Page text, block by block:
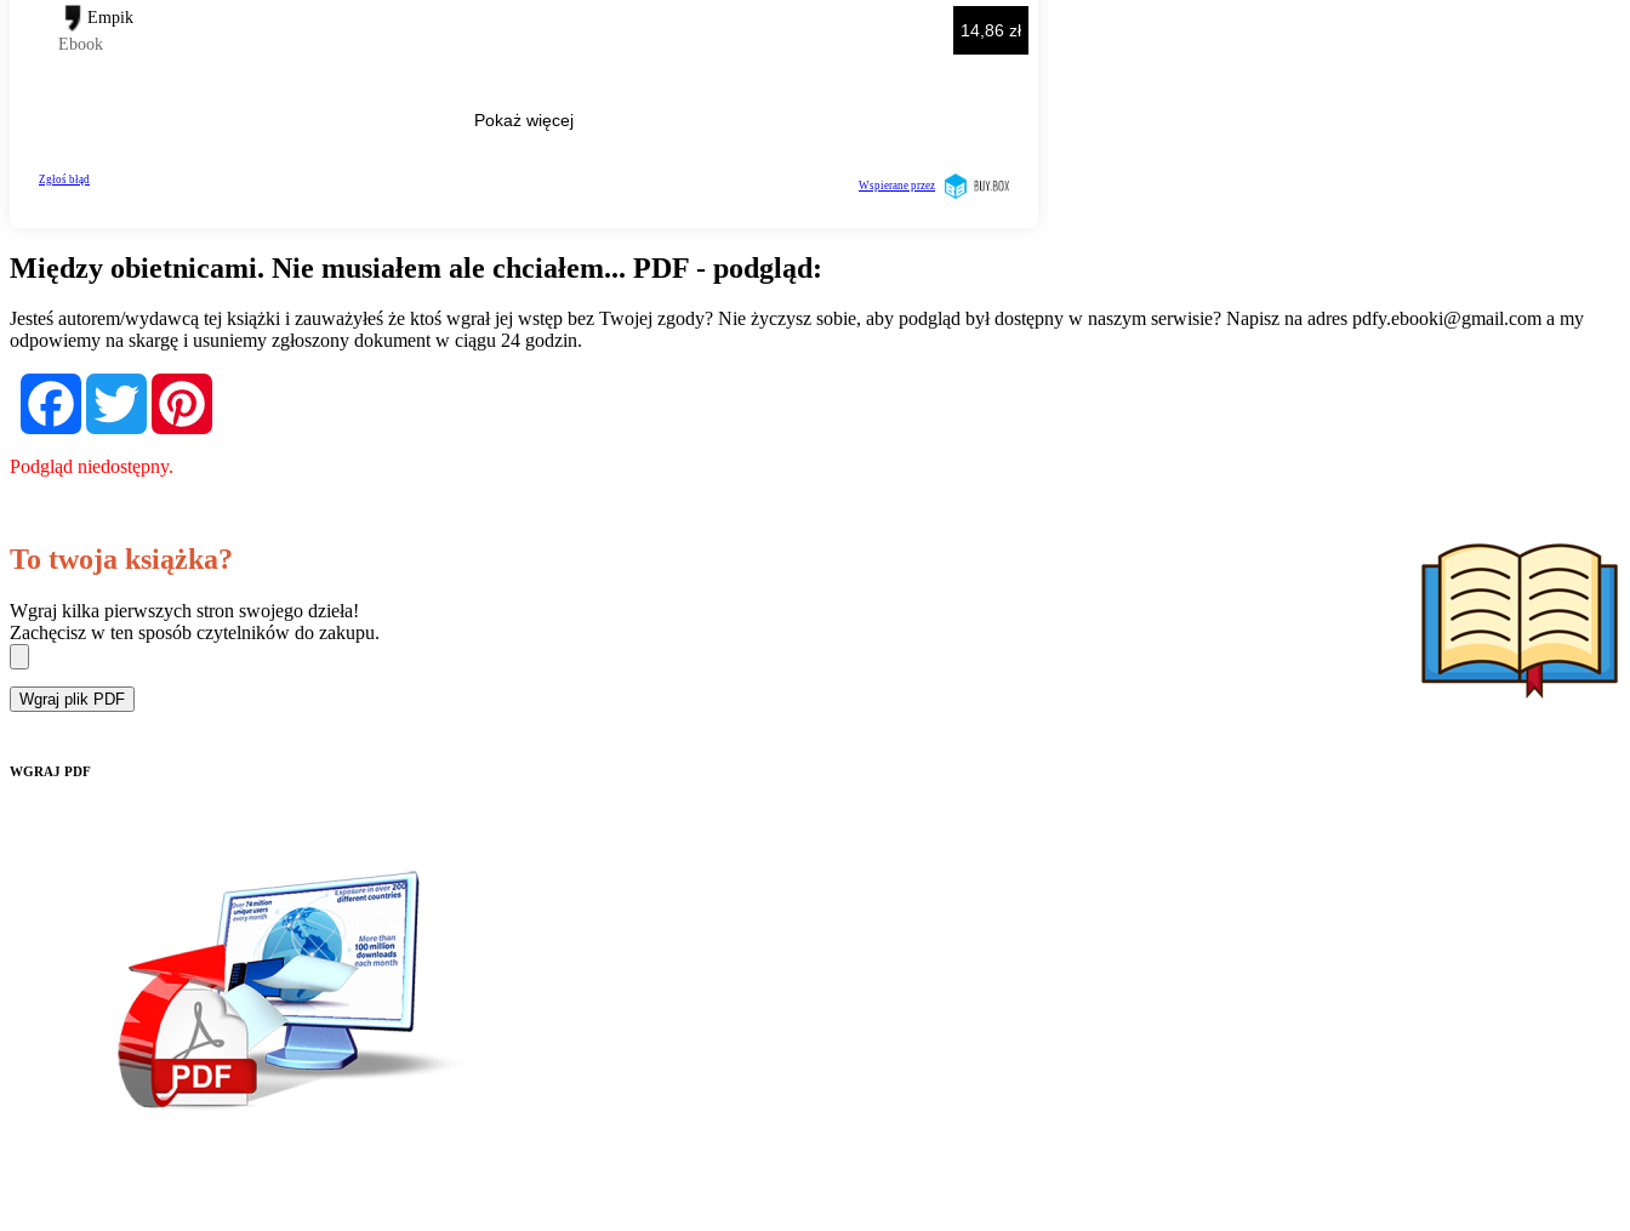
Między obietnicami. Nie musiałem ale chciałem... PDF - podgląd:
Jesteś autorem/wydawcą tej książki i zauważyłeś że ktoś wgrał jej wstęp bez Twojej zgody? Nie życzysz sobie, aby podgląd był dostępny w naszym serwisie? Napisz na adres pdfy.ebooki@gmail.com a my
odpowiemy na skargę i usuniemy zgłoszony dokument w ciągu 24 godzin.
FacebookTwitter
Podgląd niedostępny.
To twoja książka?
Wgraj kilka pierwszych stron swojego dzieła!
Zachęcisz w ten sposób czytelników do zakupu.
Wgraj plik PDF
WGRAJ PDF